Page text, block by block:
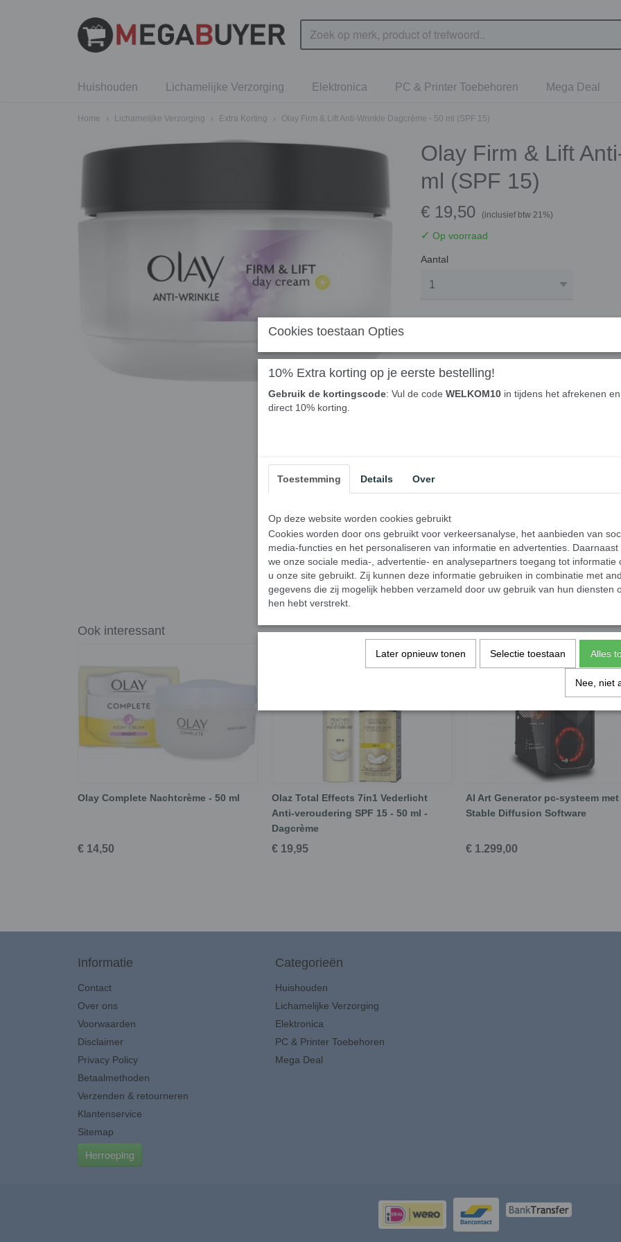
Huishouden Lichamelijke Verzorging Elektronica PC & Printer Toebehoren Mega Deal
Home › Lichamelijke Verzorging › Extra Korting › Olay Firm & Lift Anti-Wrinkle Dagcrème - 50 ml (SPF 15)
Olay Firm & Lift
ml (SPF 15)
€ 19,50 (inclusief btw 21%)
✓ Op voorraad
Aantal
Olay Anti-Wrinkle Firm & Lift Dagcrème
speciaal ontwikkeld voor de rijpere huid. De
verminderen en zorgt voor een stevigere,
bevat SPF15, waardoor je huid dagelijks
— een belangrijke stap in het voorkomen
vette textuur trekt de crème snel in en is hij
zichtbaar fijne lijntjes en rimpels Verstevigt
schadelijke zonnestralen met SPF15 Bevat
huid Lichte, niet-vette formule – perfect voor
een gereinigd gezicht en hals. Masseer
voor: Rijpe huid Droge tot normale
EAN Code:5000174944730
Specificaties
Ook interessant
Olay Complete Nachtcrème - 50 ml
€ 14,50
Olaz Total Effects 7in1 Vederlicht
Anti-veroudering SPF 15 - 50 ml -
Dagcrème
€ 19,95
AI Art Generator pc-systeem met
Stable Diffusion Software
€ 1.299,00
Informatie
Contact
Over ons
Voorwaarden
Disclaimer
Privacy Policy
Betaalmethoden
Verzenden & retourneren
Klantenservice
Sitemap
Herroeping
Categorieën
Huishouden
Lichamelijke Verzorging
Elektronica
PC & Printer Toebehoren
Mega Deal
Cookies toestaan Opties
10% Extra korting op je eerste bestelling!
Gebruik de kortingscode: Vul de code WELKOM10 in tijdens het afrekenen
direct 10% korting.
Toestemming Details Over
Op deze website worden cookies gebruikt
Cookies worden door ons gebruikt voor verkeersanalyse, het aanbieden van
media-functies en het personaliseren van informatie en advertenties. Daarnaast
we onze sociale media-, advertentie- en analysepartners toegang tot informatie
u onze site gebruikt. Zij kunnen deze informatie gebruiken in combinatie met
gegevens die zij mogelijk hebben verzameld door uw gebruik van hun diensten
hen hebt verstrekt.
Later opnieuw tonen Selectie toestaan Alles
Nee, niet